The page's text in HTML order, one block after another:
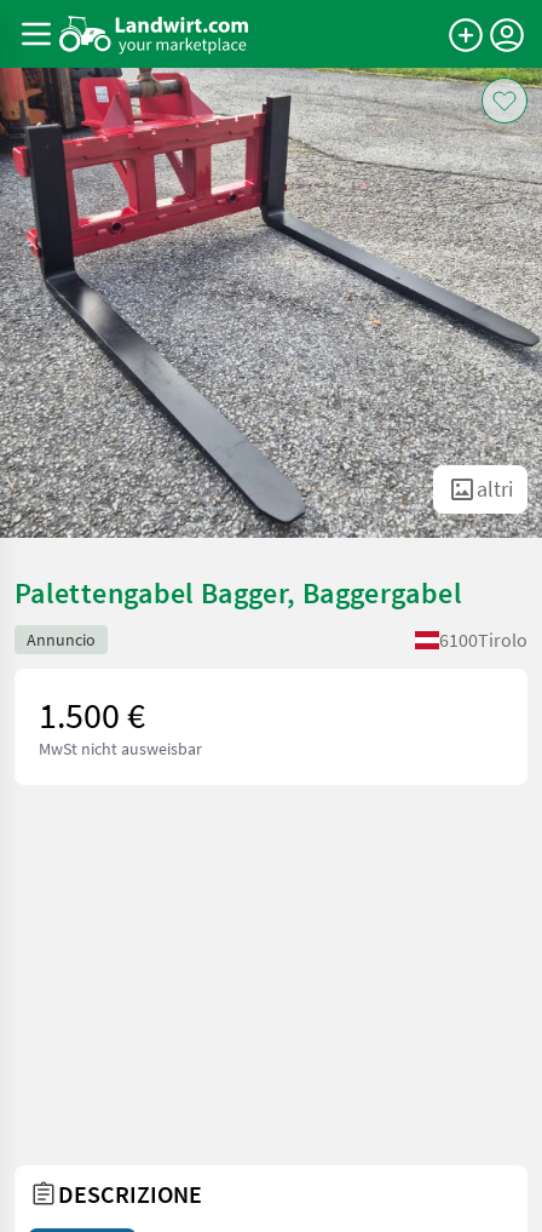
altri
Palettengabel Bagger, Baggergabel
Annuncio 6100Tirolo
1.500 €
MwSt nicht ausweisbar
DESCRIZIONE